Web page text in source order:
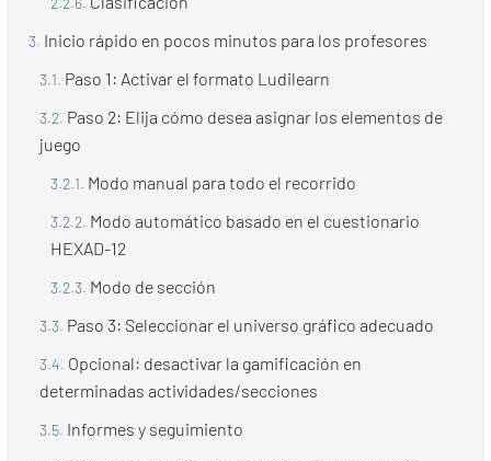
Inicio rápido en pocos minutos para los profesores
Paso 1: Activar el formato Ludilearn
Paso 2: Elija cómo desea asignar los elementos de
juego
Modo manual para todo el recorrido
Modo automático basado en el cuestionario
HEXAD-12
Modo de sección
Paso 3: Seleccionar el universo gráfico adecuado
Opcional: desactivar la gamificación en
determinadas actividades/secciones
Informes y seguimiento